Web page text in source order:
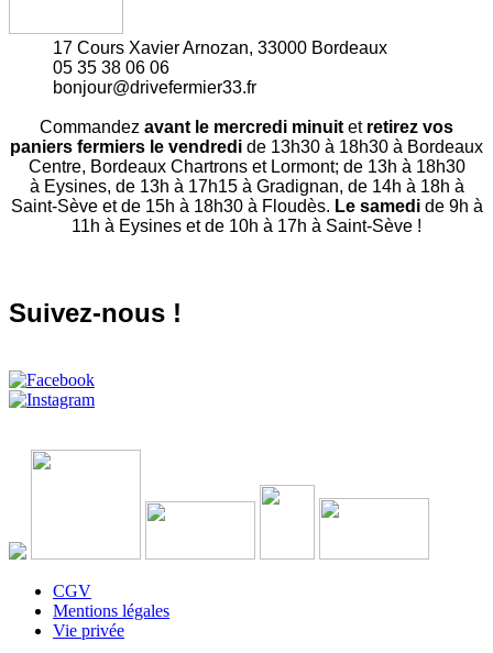
17 Cours Xavier Arnozan, 33000 Bordeaux
05 35 38 06 06
bonjour@drivefermier33.fr
Commandez avant le mercredi minuit et retirez vos
paniers fermiers le vendredi de 13h30 à 18h30 à Bordeaux
Centre, Bordeaux Chartrons et Lormont; de 13h à 18h30
à Eysines, de 13h à 17h15 à Gradignan, de 14h à 18h à
Saint-Sève et de 15h à 18h30 à Floudès. Le samedi de 9h à
11h à Eysines et de 10h à 17h à Saint-Sève !
Suivez-nous !
CGV
Mentions légales
Vie privée